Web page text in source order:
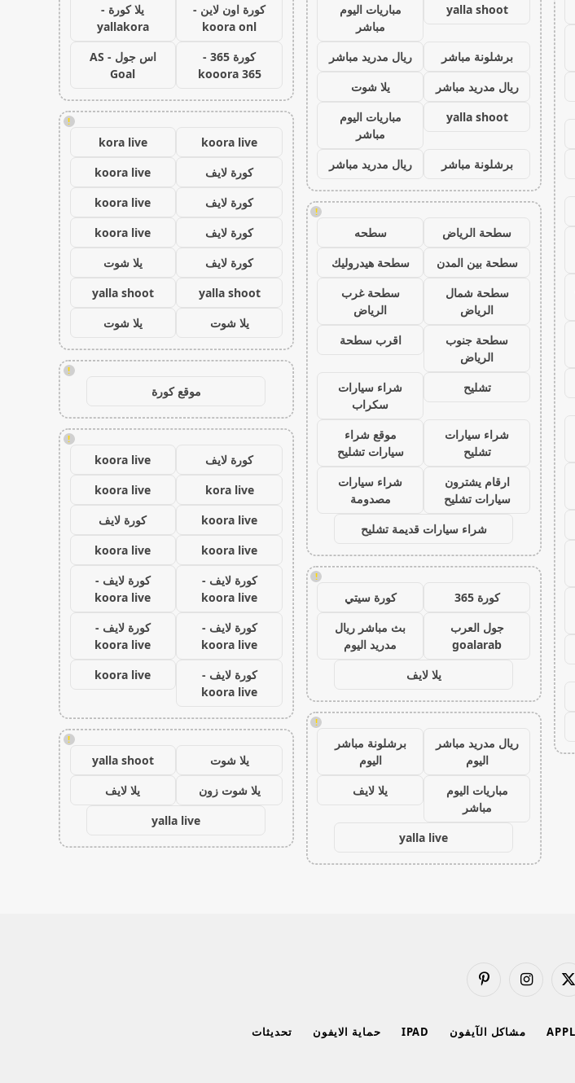
yalla shoot
مباريات اليوم
مباشر
برشلونة مباشر
ريال مدريد مباشر
ريال مدريد مباشر
يلا شوت
yalla shoot
مباريات اليوم
مباشر
برشلونة مباشر
ريال مدريد مباشر
!
سطحة الرياض
سطحه
سطحة بين المدن
سطحة هيدروليك
سطحة شمال
الرياض
سطحة غرب
الرياض
سطحة جنوب
الرياض
اقرب سطحة
تشليح
شراء سيارات
سكراب
شراء سيارات
تشليح
موقع شراء
سيارات تشليح
ارقام يشترون
سيارات تشليح
شراء سيارات
مصدومة
شراء سيارات قديمة تشليح
!
كورة 365
كورة سيتي
جول العرب
goalarab
بث مباشر ريال
مدريد اليوم
يلا لايف
!
ريال مدريد مباشر
اليوم
برشلونة مباشر
اليوم
مباريات اليوم
مباشر
يلا لايف
yalla live
كورة اون لاين -
koora onl
يلا كورة -
yallakora
كورة 365 -
kooora 365
اس جول - AS
Goal
!
koora live
kora live
كورة لايف
koora live
كورة لايف
koora live
كورة لايف
koora live
كورة لايف
يلا شوت
yalla shoot
yalla shoot
يلا شوت
يلا شوت
!
موقع كورة
!
كورة لايف
koora live
kora live
koora live
koora live
كورة لايف
koora live
koora live
كورة لايف -
koora live
كورة لايف -
koora live
كورة لايف -
koora live
كورة لايف -
koora live
كورة لايف -
koora live
koora live
!
يلا شوت
yalla shoot
يلا شوت زون
يلا لايف
yalla live
X
الانستغرامبينتيريست
مشاكل الآيفون IPAD حماية الايفون تحديثات